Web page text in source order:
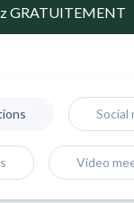
GRATUITEMENT
Social
Video